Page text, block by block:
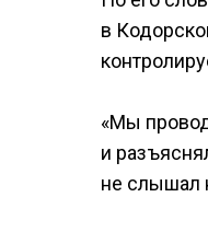
в
«Мы
и
не слышал